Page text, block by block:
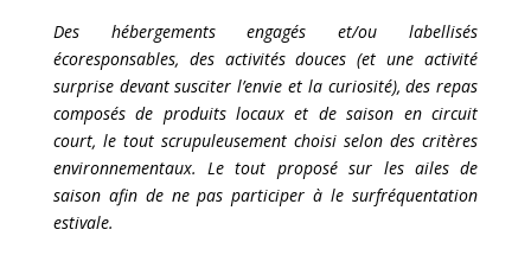
Des hébergements engagés et/ou labellisés
écoresponsables, des activités douces (et une activité
surprise devant susciter l’envie et la curiosité), des repas
composés de produits locaux et de saison en circuit
court, le tout scrupuleusement choisi selon des critères
environnementaux. Le tout proposé sur les ailes de
saison afin de ne pas participer à le surfréquentation
estivale.